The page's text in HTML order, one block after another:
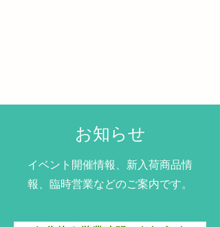
お知らせ
イベント開催情報、新入荷商品情
報、臨時営業などのご案内です。